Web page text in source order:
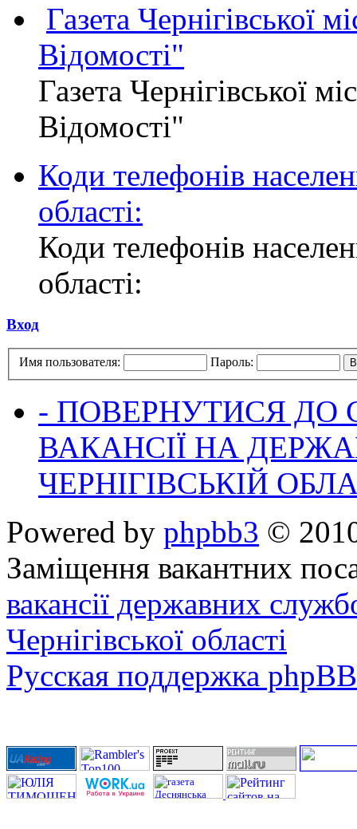
Газета Чернігівської
Відомості"
Газета Чернігівської
Відомості"
Коди телефонів
області:
Коди телефонів
області:
Вход
Имя пользователя: Пароль:
- ПОВЕРНУТИСЯ ДО
ВАКАНСІЇ НА
ЧЕРНІГІВСЬКІЙ
Powered by phpbb3 ©
Заміщення вакантних
вакансії державних
Чернігівської області
Русская поддержка phpBB